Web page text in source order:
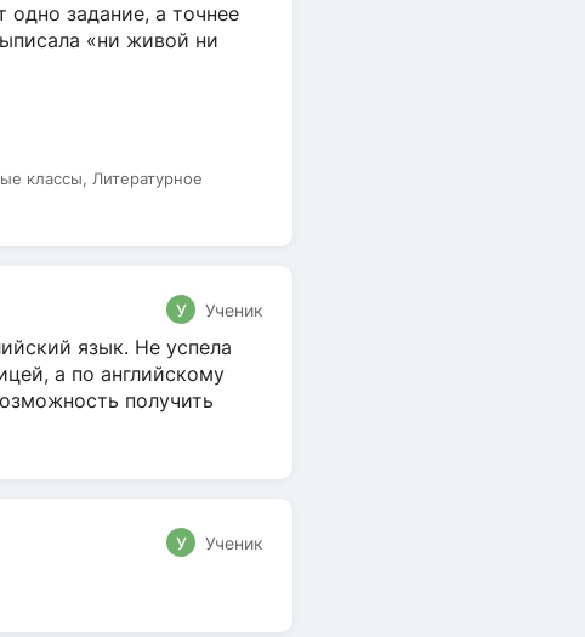
одно задание, а точнее
«ни живой ни
классы, Литературное
У Ученик
язык. Не успела
а по английскому
получить
У Ученик